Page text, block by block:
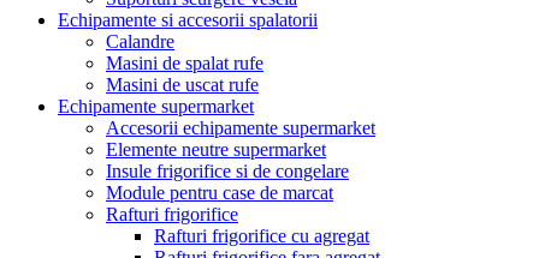
Echipamente si accesorii spalatorii
Calandre
Masini de spalat rufe
Masini de uscat rufe
Echipamente supermarket
Accesorii echipamente supermarket
Elemente neutre supermarket
Insule frigorifice si de congelare
Module pentru case de marcat
Rafturi frigorifice
Rafturi frigorifice cu agregat